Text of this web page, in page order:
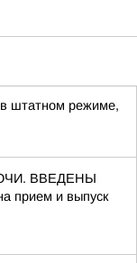
штатном режиме,
ВВЕДЕНЫ
прием и выпуск